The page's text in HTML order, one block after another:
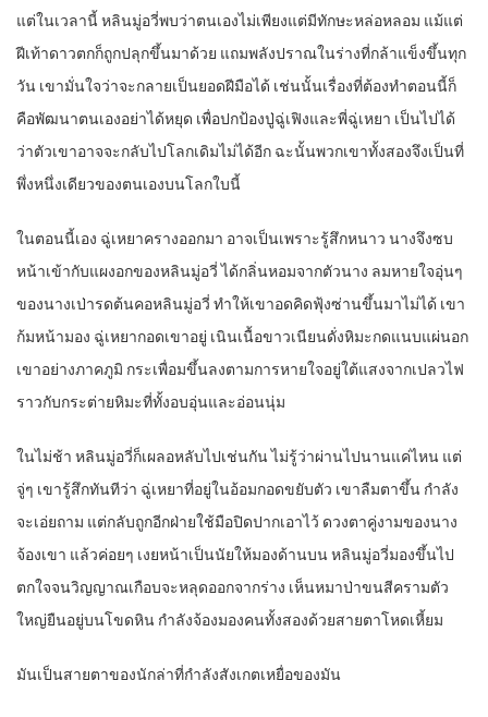
แต่ในเวลานี้ หลินมู่อวี่พบว่าตนเองไม่เพียงแต่มีทักษะหล่อหลอม แม้แต่
ฝีเท้าดาวตกก็ถูกปลุกขึ้นมาด้วย แถมพลังปราณในร่างที่กล้าแข็งขึ้นทุก
วัน เขามั่นใจว่าจะกลายเป็นยอดฝีมือได้ เช่นนั้นเรื่องที่ต้องทำตอนนี้ก็
คือพัฒนาตนเองอย่าได้หยุด เพื่อปกป้องปู่ฉู่เฟิงและพี่ฉู่เหยา เป็นไปได้
ว่าตัวเขาอาจจะกลับไปโลกเดิมไม่ได้อีก ฉะนั้นพวกเขาทั้งสองจึงเป็นที่
พึ่งหนึ่งเดียวของตนเองบนโลกใบนี้
ในตอนนี้เอง ฉู่เหยาครางออกมา อาจเป็นเพราะรู้สึกหนาว นางจึงซบ
หน้าเข้ากับแผงอกของหลินมู่อวี่ ได้กลิ่นหอมจากตัวนาง ลมหายใจอุ่นๆ
ของนางเป่ารดต้นคอหลินมู่อวี่ ทำให้เขาอดคิดฟุ้งซ่านขึ้นมาไม่ได้ เขา
ก้มหน้ามอง ฉู่เหยากอดเขาอยู่ เนินเนื้อขาวเนียนดั่งหิมะกดแนบแผ่นอก
เขาอย่างภาคภูมิ กระเพื่อมขึ้นลงตามการหายใจอยู่ใต้แสงจากเปลวไฟ
ราวกับกระต่ายหิมะที่ทั้งอบอุ่นและอ่อนนุ่ม
ในไม่ช้า หลินมู่อวี่ก็เผลอหลับไปเช่นกัน ไม่รู้ว่าผ่านไปนานแค่ไหน แต่
จู่ๆ เขารู้สึกทันทีว่า ฉู่เหยาที่อยู่ในอ้อมกอดขยับตัว เขาลืมตาขึ้น กำลัง
จะเอ่ยถาม แต่กลับถูกอีกฝ่ายใช้มือปิดปากเอาไว้ ดวงตาคู่งามของนาง
จ้องเขา แล้วค่อยๆ เงยหน้าเป็นนัยให้มองด้านบน หลินมู่อวี่มองขึ้นไป
ตกใจจนวิญญาณเกือบจะหลุดออกจากร่าง เห็นหมาป่าขนสีครามตัว
ใหญ่ยืนอยู่บนโขดหิน กำลังจ้องมองคนทั้งสองด้วยสายตาโหดเหี้ยม
มันเป็นสายตาของนักล่าที่กำลังสังเกตเหยื่อของมัน